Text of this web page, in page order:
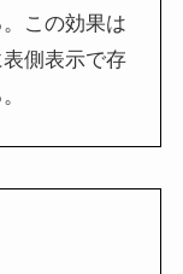
この効果は
側表示で存